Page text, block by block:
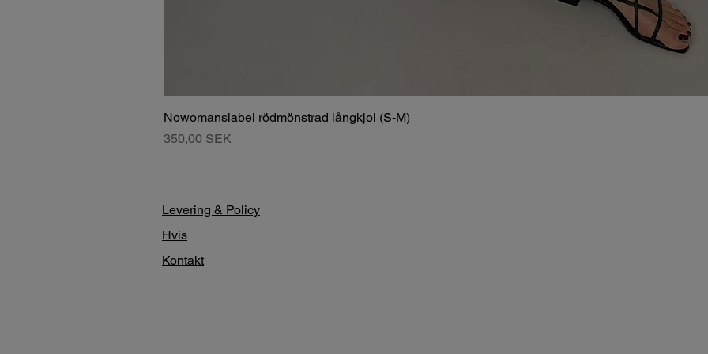
Nowomanslabel rödmönstrad långkjol (S-M)
Pris
350,00 SEK
Levering & Policy
Hvis
Kontakt